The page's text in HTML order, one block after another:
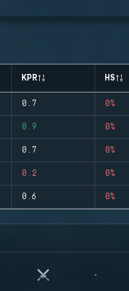
KPR HS
0.7 0%
0.9 0%
0.7 0%
0.2 0%
0.6 0%